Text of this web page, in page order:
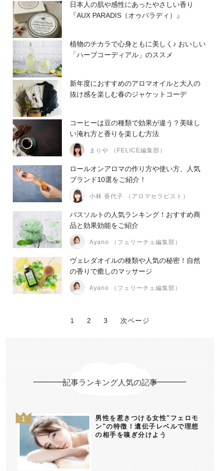
日本人の肌や感性にあったやさしい香り
『AUX PARADIS（オゥパラディ）』
植物のチカラで心身ともに美しく♪ おいしい
「ハーブコーディアル」のススメ
新年度におすすめのアロマオイルと大人の
抜け感を楽しむ春のジャケットコーデ
コーヒーは豆の種類で効果が違う？美味し
い淹れ方と香りを楽しむ方法
まりや （FELICE編集部）
ロールオンアロマの作り方や使い方、人気
ブランド10選をご紹介！
小林 香代子 （アロマセラピスト）
バスソルトの人気ランキング！おすすめ商
品と効果効能をご紹介
Ayano （フェリーチェ編集部）
ヴェレダオイルの種類や人気の秘密！自然
の香りで癒しのマッサージ
Ayano （フェリーチェ編集部）
1 2 3 次ページ
記事ランキング人気の記事
男性を惹きつける女性"フェロモ
ン"の特徴！遺伝子レベルで理想
の相手を嗅ぎ分けよう